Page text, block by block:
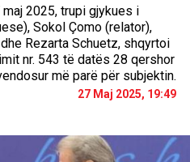
2025, trupi gjykues i
Sokol Çomo (relator),
Rezarta Schuetz, shqyrtoi
nr. 543 të datës 28 qershor
më parë për subjektin.
27 Maj 2025, 19:49